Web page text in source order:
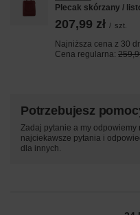
Plecak skórzany /
207,99 zł / szt.
Najniższa cena z 30
Cena regularna:
Potrzebujesz
Zadaj pytanie a my odpowiemy
najciekawsze pytania i
dla innych.